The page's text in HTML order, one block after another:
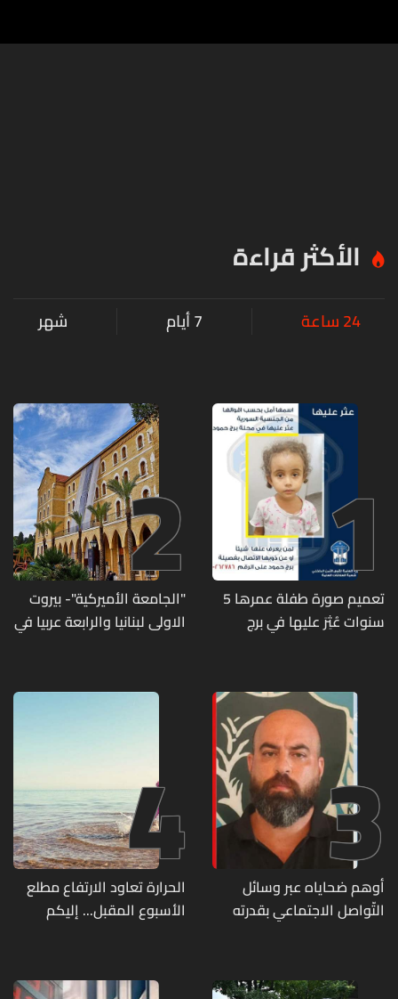
الأكثر قراءة
24 ساعة 7 أيام شهر
1
تعميم صورة طفلة عمرها 5
سنوات عُثِرَ عليها في برج
2
"الجامعة الأميركية"- بيروت
الاولى لبنانيا والرابعة عربيا في
3
أوهم ضحاياه عبر وسائل
التّواصل الاجتماعي بقدرته
وقع ضحيّة أعماله؟
4
الحرارة تعاود الارتفاع مطلع
الأسبوع المقبل... إليكم